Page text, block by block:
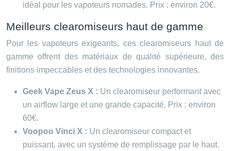
idéal pour les vapoteurs nomades. Prix : environ 20€.
Meilleurs clearomiseurs haut de gamme
Pour les vapoteurs exigeants, ces clearomiseurs haut de
gamme offrent des matériaux de qualité supérieure, des
finitions impeccables et des technologies innovantes.
Geek Vape Zeus X : Un clearomiseur performant avec
un airflow large et une grande capacité. Prix : environ
60€.
Voopoo Vinci X : Un clearomiseur compact et
puissant, avec un système de remplissage par le haut.